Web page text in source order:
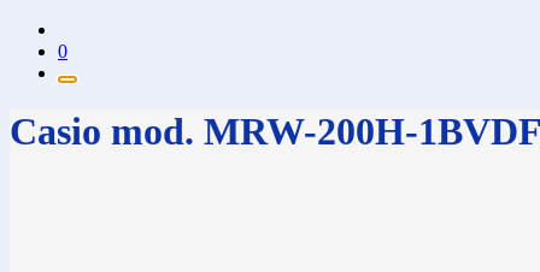
0
Casio mod. MRW-200H-